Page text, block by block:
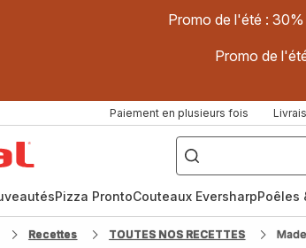
Promo de l'été :
Promo de
Paiement en plusieurs fois
["Poêles
inox,
Cake
Factory,
Pizza ProntoCouteaux EversharpPoêles
Recettes TOUTES NOS RECETTES